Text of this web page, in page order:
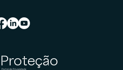
Proteção
Portal de Privacidade